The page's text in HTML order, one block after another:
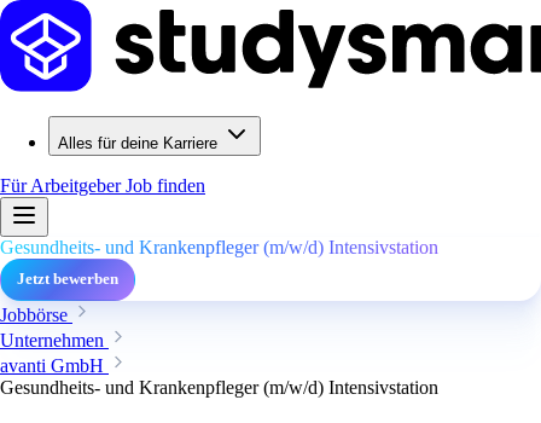
Alles für deine Karriere
Für ArbeitgeberJob finden
Gesundheits- und Krankenpfleger (m/w/d) Intensivstation
Jetzt bewerben
Jobbörse
Unternehmen
avanti GmbH
Gesundheits- und Krankenpfleger (m/w/d) Intensivstation